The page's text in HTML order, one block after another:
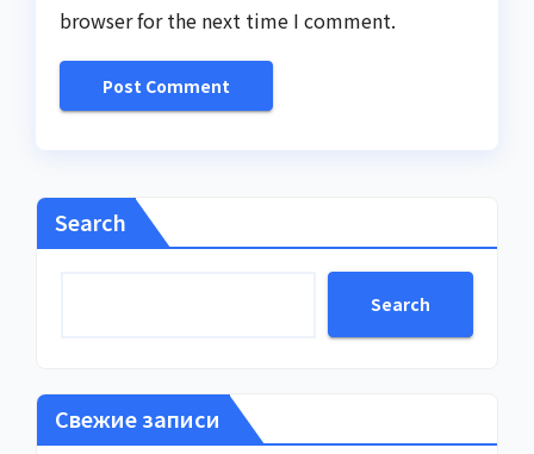
browser for the next time I comment.
Search
Search
Свежие записи